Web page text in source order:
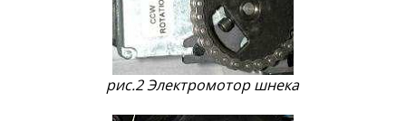
рис.2 Электромотор шнека